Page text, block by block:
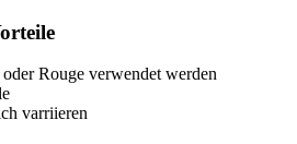
Rouge verwendet werden
varriieren